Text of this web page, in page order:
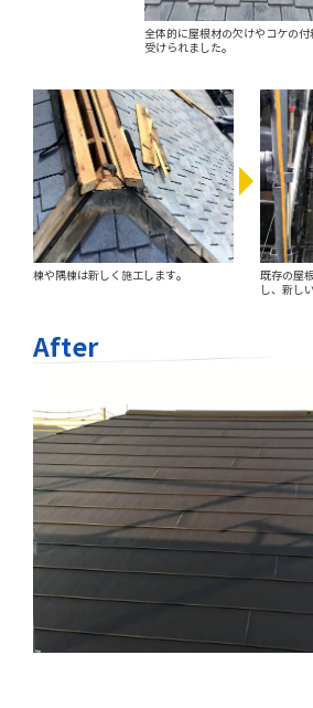
全体的に屋根材の欠けやコケの付
受けられました。
棟や隅棟は新しく施工します。
既存の屋
し、新し
After